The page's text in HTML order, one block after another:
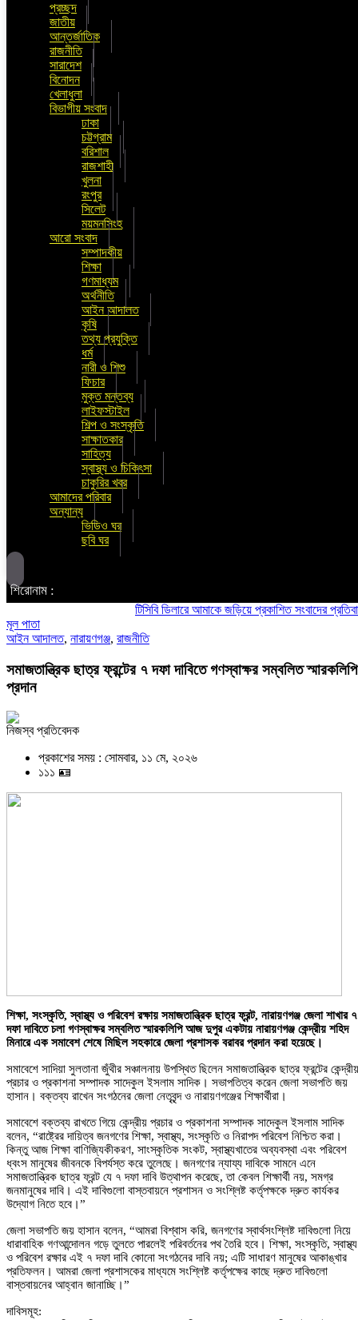
প্রচ্ছদ
জাতীয়
আন্তর্জাতিক
রাজনীতি
সারাদেশ
বিনোদন
খেলাধুলা
বিভাগীয় সংবাদ
ঢাকা
চট্টগ্রাম
বরিশাল
রাজশাহী
খুলনা
রংপুর
সিলেট
ময়মনসিংহ
আরো সংবাদ
সম্পাদকীয়
শিক্ষা
গণমাধ্যম
অর্থনীতি
আইন আদালত
কৃষি
তথ্য প্রযুক্তি
ধর্ম
নারী ও শিশু
ফিচার
মুক্ত মন্তব্য
লাইফস্টাইল
শিল্প ও সংস্কৃতি
সাক্ষাতকার
সাহিত্য
স্বাস্থ্য ও চিকিৎসা
চাকুরির খবর
আমাদের পরিবার
অন্যান্য
ভিডিও ঘর
ছবি ঘর
শিরোনাম :
টিসিবি ডিলারে আমাকে জড়িয়ে প্রকাশিত সংবাদের প্রতিবাদ ও
মূল পাতা
আইন আদালত, নারায়ণগঞ্জ, রাজনীতি
সমাজতান্ত্রিক ছাত্র ফ্রন্টের ৭ দফা দাবিতে গণস্বাক্ষর সম্বলিত স্মারকলিপি
প্রদান
নিজস্ব প্রতিবেদক
প্রকাশের সময় : সোমবার, ১১ মে, ২০২৬
১১১ 🪪
শিক্ষা, সংস্কৃতি, স্বাস্থ্য ও পরিবেশ রক্ষায় সমাজতান্ত্রিক ছাত্র ফ্রন্ট, নারায়ণগঞ্জ জেলা শাখার ৭
দফা দাবিতে চলা গণস্বাক্ষর সম্বলিত স্মারকলিপি আজ দুপুর একটায় নারায়ণগঞ্জ কেন্দ্রীয় শহিদ
মিনারে এক সমাবেশ শেষে মিছিল সহকারে জেলা প্রশাসক বরাবর প্রদান করা হয়েছে।
সমাবেশে সাদিয়া সুলতানা জুঁথীর সঞ্চালনায় উপস্থিত ছিলেন সমাজতান্ত্রিক ছাত্র ফ্রন্টের কেন্দ্রীয়
প্রচার ও প্রকাশনা সম্পাদক সাদেকুল ইসলাম সাদিক। সভাপতিত্ব করেন জেলা সভাপতি জয়
হাসান। বক্তব্য রাখেন সংগঠনের জেলা নেতৃবৃন্দ ও নারায়ণগঞ্জের শিক্ষার্থীরা।
সমাবেশে বক্তব্য রাখতে গিয়ে কেন্দ্রীয় প্রচার ও প্রকাশনা সম্পাদক সাদেকুল ইসলাম সাদিক
বলেন, “রাষ্ট্রের দায়িত্ব জনগণের শিক্ষা, স্বাস্থ্য, সংস্কৃতি ও নিরাপদ পরিবেশ নিশ্চিত করা।
কিন্তু আজ শিক্ষা বাণিজ্যিকীকরণ, সাংস্কৃতিক সংকট, স্বাস্থ্যখাতের অব্যবস্থা এবং পরিবেশ
ধ্বংস মানুষের জীবনকে বিপর্যস্ত করে তুলেছে। জনগণের ন্যায্য দাবিকে সামনে এনে
সমাজতান্ত্রিক ছাত্র ফ্রন্ট যে ৭ দফা দাবি উত্থাপন করেছে, তা কেবল শিক্ষার্থী নয়, সমগ্র
জনমানুষের দাবি। এই দাবিগুলো বাস্তবায়নে প্রশাসন ও সংশ্লিষ্ট কর্তৃপক্ষকে দ্রুত কার্যকর
উদ্যোগ নিতে হবে।”
জেলা সভাপতি জয় হাসান বলেন, “আমরা বিশ্বাস করি, জনগণের স্বার্থসংশ্লিষ্ট দাবিগুলো নিয়ে
ধারাবাহিক গণআন্দোলন গড়ে তুলতে পারলেই পরিবর্তনের পথ তৈরি হবে। শিক্ষা, সংস্কৃতি, স্বাস্থ্য
ও পরিবেশ রক্ষার এই ৭ দফা দাবি কোনো সংগঠনের দাবি নয়; এটি সাধারণ মানুষের আকাঙ্খার
প্রতিফলন। আমরা জেলা প্রশাসকের মাধ্যমে সংশ্লিষ্ট কর্তৃপক্ষের কাছে দ্রুত দাবিগুলো
বাস্তবায়নের আহ্বান জানাচ্ছি।”
দাবিসমূহ: